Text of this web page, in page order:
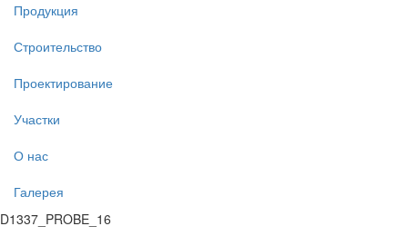
Продукция
Строительство
Проектирование
Участки
О нас
Галерея